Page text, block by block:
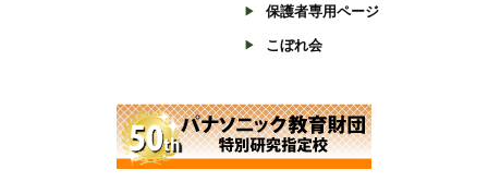
保護者専用ページ
こぼれ会